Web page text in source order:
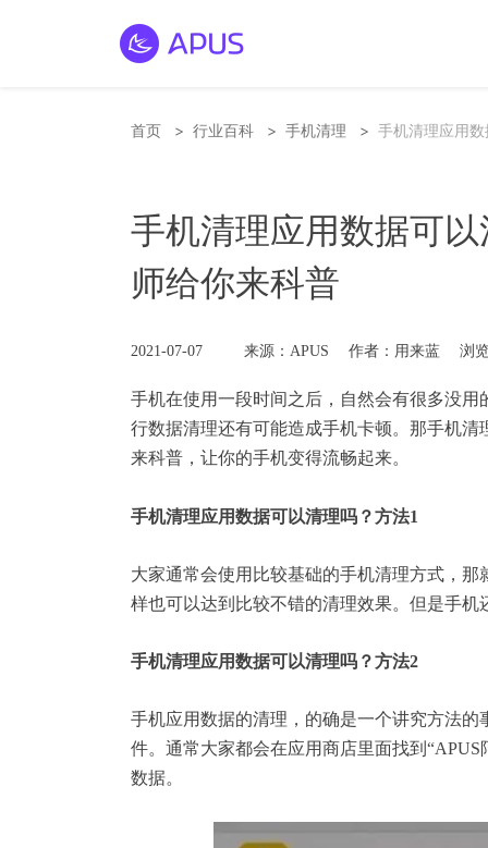
首页 > 行业百科 > 手机清理 > 手机清理应用
手机清理应用数据可
师给你来科普
2021-07-07 来源：APUS 作者：用来蓝 浏
手机在使用一段时间之后，自然会有很多没
行数据清理还有可能造成手机卡顿。那手机清
来科普，让你的手机变得流畅起来。
手机清理应用数据可以清理吗？方法1
大家通常会使用比较基础的手机清理方式，
样也可以达到比较不错的清理效果。但是手
手机清理应用数据可以清理吗？方法2
手机应用数据的清理，的确是一个讲究方法
件。通常大家都会在应用商店里面找到“APUS
数据。